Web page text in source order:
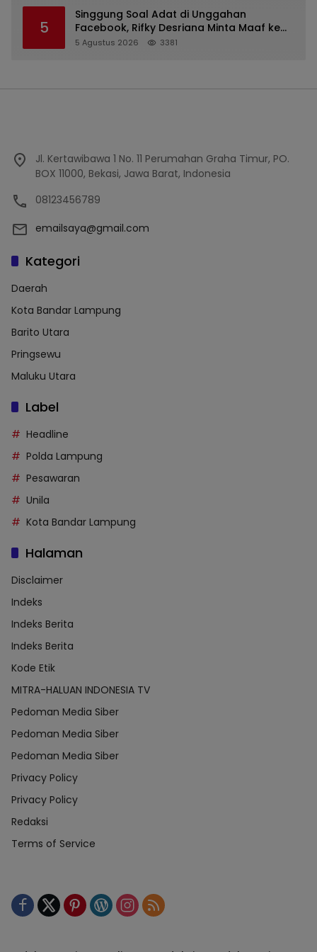
5
Singgung Soal Adat di Unggahan
Facebook, Rifky Desriana Minta Maaf ke
PDA dan Bupati Kubar
5 Agustus 2026 3381
Jl. Kertawibawa 1 No. 11 Perumahan Graha Timur, PO.
BOX 11000, Bekasi, Jawa Barat, Indonesia
08123456789
emailsaya@gmail.com
Kategori
Daerah
Kota Bandar Lampung
Barito Utara
Pringsewu
Maluku Utara
Label
Headline
Polda Lampung
Pesawaran
Unila
Kota Bandar Lampung
Halaman
Disclaimer
Indeks
Indeks Berita
Indeks Berita
Kode Etik
MITRA-HALUAN INDONESIA TV
Pedoman Media Siber
Pedoman Media Siber
Pedoman Media Siber
Privacy Policy
Privacy Policy
Redaksi
Terms of Service